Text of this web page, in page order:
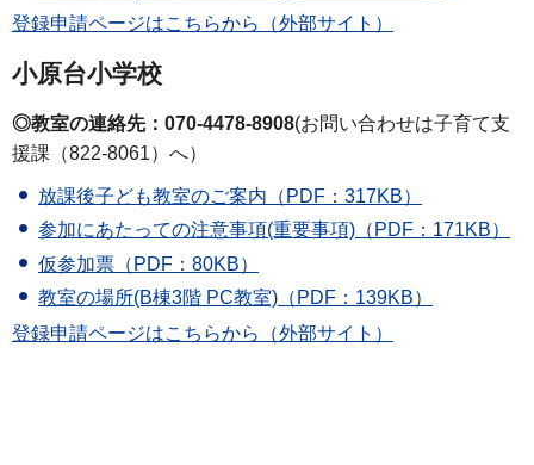
登録申請ページはこちらから（外部サイト）
小原台小学校
◎教室の連絡先：070-4478-8908(お問い合わせは子育て支
援課（822-8061）へ）
放課後子ども教室のご案内（PDF：317KB）
参加にあたっての注意事項(重要事項)（PDF：171KB）
仮参加票（PDF：80KB）
教室の場所(B棟3階 PC教室)（PDF：139KB）
登録申請ページはこちらから（外部サイト）